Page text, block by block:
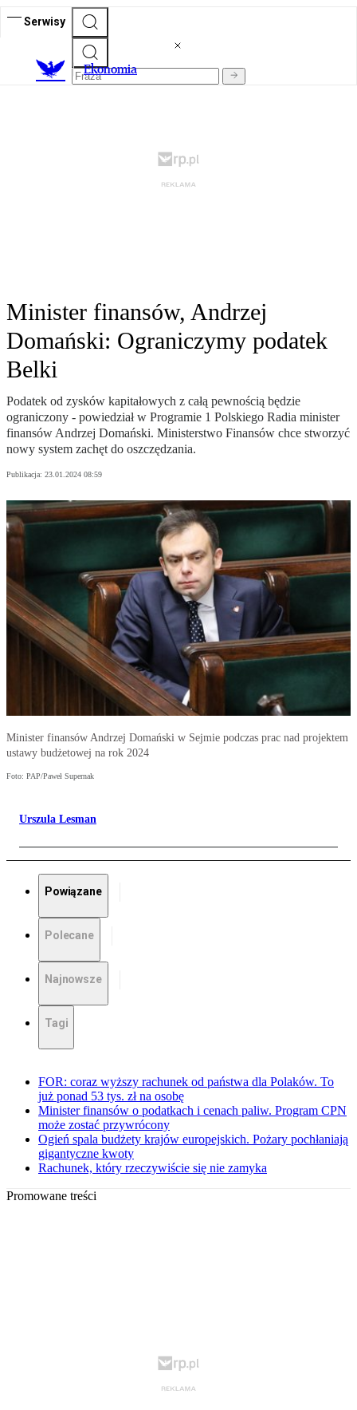
Serwisy
Ekonomia
Minister finansów, Andrzej
Domański: Ograniczymy podatek
Belki
Podatek od zysków kapitałowych z całą pewnością będzie
ograniczony - powiedział w Programie 1 Polskiego Radia minister
finansów Andrzej Domański. Ministerstwo Finansów chce stworzyć
nowy system zachęt do oszczędzania.
Publikacja: 23.01.2024 08:59
Minister finansów Andrzej Domański w Sejmie podczas prac nad projektem
ustawy budżetowej na rok 2024
Foto: PAP/Paweł Supernak
Urszula Lesman
Powiązane
Polecane
Najnowsze
Tagi
FOR: coraz wyższy rachunek od państwa dla Polaków. To
już ponad 53 tys. zł na osobę
Minister finansów o podatkach i cenach paliw. Program CPN
może zostać przywrócony
Ogień spala budżety krajów europejskich. Pożary pochłaniają
gigantyczne kwoty
Rachunek, który rzeczywiście się nie zamyka
Promowane treści